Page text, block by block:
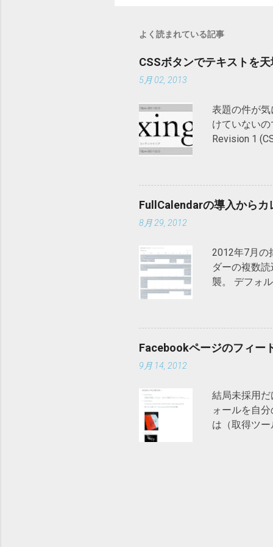
よく読まれている記事
CSSボタンでテキストを
5月 02, 2013
表題の件が
けていない
Revision 1
素とは何か
する要素を
ンライン要
要素）。 非
みに適用さ
る場合は上
line-heightは
上下に加え
ンテンツエ
sizeの値と同
FullCalendarの導入から
8月 29, 2012
2012年7月の
ダーの複数
襲。 デフォ
を記述。
type="text/
にGoogleカ
Facebookページのフィー
9月 14, 2012
結局未採用
ォールを自
は（取得ツ
ID確認方法
ォーマット
自サイトに